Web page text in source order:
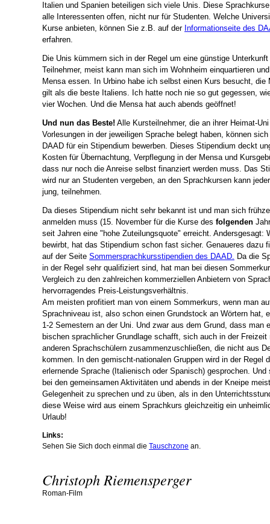
Italien und Spanien beteiligen sich viele Unis. Diese
alle Interessenten offen, nicht nur für Studenten. Welche
Kurse anbieten, können Sie z.B. auf der Informationseite des
erfahren.
Die Unis kümmern sich in der Regel um eine günstige
Teilnehmer, meist kann man sich im Wohnheim einquartieren
Mensa essen. In Urbino habe ich selbst einen Kurs besucht, die
gilt als die beste Italiens. Ich hatte noch nie so gut gegessen,
vier Wochen. Und die Mensa hat auch abends geöffnet!
Und nun das Beste! Alle Kursteilnehmer, die an ihrer Heimat-Uni
Vorlesungen in der jeweiligen Sprache belegt haben, können
DAAD für ein Stipendium bewerben. Dieses Stipendium deckt
Kosten für Übernachtung, Verpflegung in der Mensa und
dass nur noch die Anreise selbst finanziert werden muss. Das
wird nur an Studenten vergeben, an den Sprachkursen kann
jung, teilnehmen.
Da dieses Stipendium nicht sehr bekannt ist und man sich
anmelden muss (15. November für die Kurse des folgenden
seit Jahren eine "hohe Zuteilungsquote" erreicht. Andersgesagt:
bewirbt, hat das Stipendium schon fast sicher. Genaueres dazu
auf der Seite Sommersprachkursstipendien des DAAD. Da die
in der Regel sehr qualifiziert sind, hat man bei diesen
Vergleich zu den zahlreichen kommerziellen Anbietern von
hervorragendes Preis-Leistungsverhältnis.
Am meisten profitiert man von einem Sommerkurs, wenn man
Sprachniveau ist, also schon einen Grundstock an Wörtern hat,
1-2 Semestern an der Uni. Und zwar aus dem Grund, dass man
bischen sprachlicher Grundlage schafft, sich auch in der Freizeit
anderen Sprachschülern zusammenzuschließen, die nicht aus
kommen. In den gemischt-nationalen Gruppen wird in der Regel
erlernende Sprache (Italienisch oder Spanisch) gesprochen. Und
bei den gemeinsamen Aktivitäten und abends in der Kneipe
Gelegenheit zu sprechen und zu üben, als in den
diese Weise wird aus einem Sprachkurs gleichzeitig ein
Urlaub!
Links:
Sehen Sie Sich doch einmal die Tauschzone an.
Christoph Riemensperger
Roman-Film